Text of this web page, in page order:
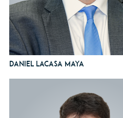
Daniel Lacasa Maya